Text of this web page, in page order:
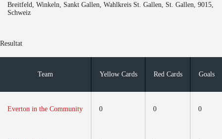
Breitfeld, Winkeln, Sankt Gallen, Wahlkreis St. Gallen, St. Gallen, 9015,
Schweiz
Resultat
Team Yellow Cards Red Cards Goals
Everton in the Community 0 0 0